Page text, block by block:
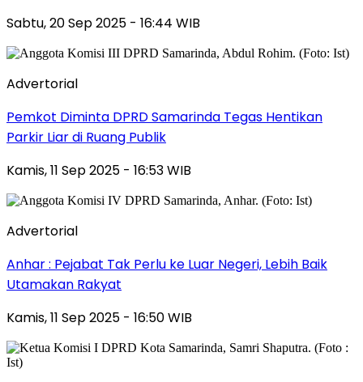
Sabtu, 20 Sep 2025 - 16:44 WIB
Advertorial
Pemkot Diminta DPRD Samarinda Tegas Hentikan
Parkir Liar di Ruang Publik
Kamis, 11 Sep 2025 - 16:53 WIB
Advertorial
Anhar : Pejabat Tak Perlu ke Luar Negeri, Lebih Baik
Utamakan Rakyat
Kamis, 11 Sep 2025 - 16:50 WIB